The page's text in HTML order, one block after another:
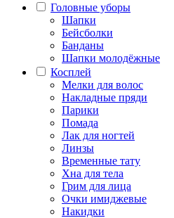
Головные уборы
Шапки
Бейсболки
Банданы
Шапки молодёжные
Косплей
Мелки для волос
Накладные пряди
Парики
Помада
Лак для ногтей
Линзы
Временные тату
Хна для тела
Грим для лица
Очки имиджевые
Накидки